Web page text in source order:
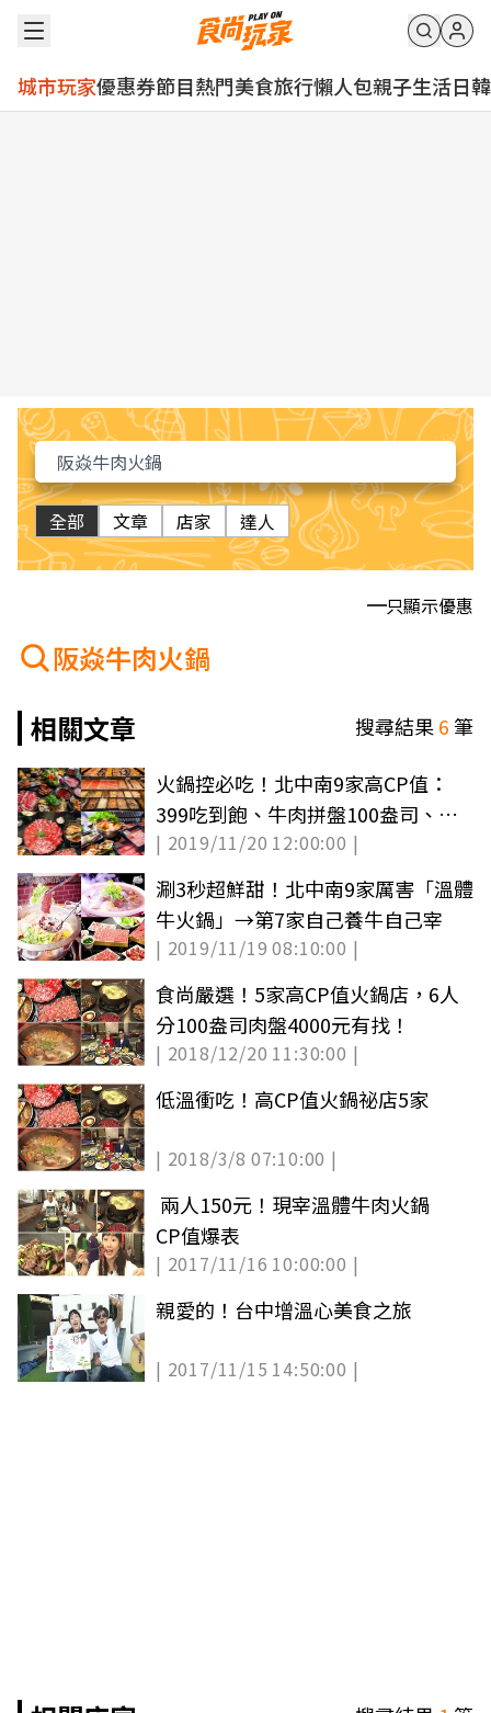
城市玩家優惠券節目熱門美食旅行懶人包親子生活日韓
全部 文章 店家 達人
只顯示優惠
阪焱牛肉火鍋
相關文章
搜尋結果6筆
火鍋控必吃！北中南9家高CP值：
399吃到飽、牛肉拼盤100盎司、小
卷奶香鍋鋪金箔
| 2019/11/20 12:00:00 |
涮3秒超鮮甜！北中南9家厲害「溫體
牛火鍋」→第7家自己養牛自己宰
| 2019/11/19 08:10:00 |
食尚嚴選！5家高CP值火鍋店，6人
分100盎司肉盤4000元有找！
| 2018/12/20 11:30:00 |
低溫衝吃！高CP值火鍋祕店5家
| 2018/3/8 07:10:00 |
兩人150元！現宰溫體牛肉火鍋
CP值爆表
| 2017/11/16 10:00:00 |
親愛的！台中增溫心美食之旅
| 2017/11/15 14:50:00 |